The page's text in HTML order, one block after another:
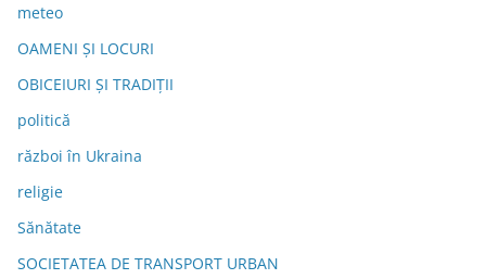
meteo
OAMENI ȘI LOCURI
OBICEIURI ȘI TRADIȚII
politică
război în Ukraina
religie
Sănătate
SOCIETATEA DE TRANSPORT URBAN